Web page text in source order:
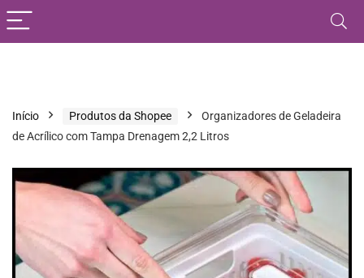
Início Produtos da Shopee
Organizadores de Geladeira
de Acrílico com Tampa Drenagem 2,2 Litros